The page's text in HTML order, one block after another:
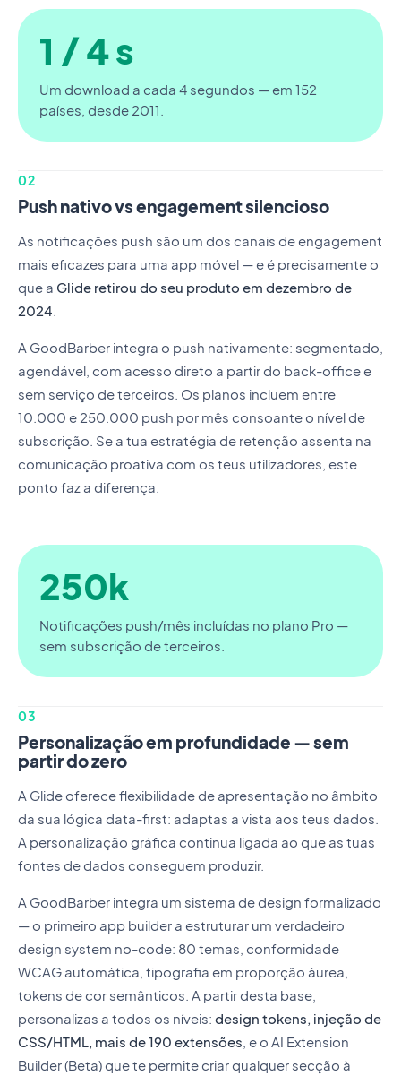
1 / 4 s
Um download a cada 4 segundos — em 152
países, desde 2011.
02
Push nativo vs engagement silencioso
As notificações push são um dos canais de engagement
mais eficazes para uma app móvel — e é precisamente o
que a Glide retirou do seu produto em dezembro de
2024
A GoodBarber integra o push nativamente: segmentado,
agendável, com acesso direto a partir do back-office e
sem serviço de terceiros. Os planos incluem entre
10.000 e 250.000 push por mês consoante o nível de
subscrição. Se a tua estratégia de retenção assenta na
comunicação proativa com os teus utilizadores, este
ponto faz a diferença.
250k
Notificações push/mês incluídas no plano Pro —
sem subscrição de terceiros.
03
Personalização em profundidade — sem
partir do zero
A Glide oferece flexibilidade de apresentação no âmbito
da sua lógica data-first: adaptas a vista aos teus dados.
A personalização gráfica continua ligada ao que as tuas
fontes de dados conseguem produzir.
A GoodBarber integra um sistema de design formalizado
— o primeiro app builder a estruturar um verdadeiro
design system no-code: 80 temas, conformidade
WCAG automática, tipografia em proporção áurea,
tokens de cor semânticos. A partir desta base,
personalizas a todos os níveis: design tokens, injeção de
CSS/HTML, mais de 190 extensões , e o AI Extension
Builder (Beta) que te permite criar qualquer secção à